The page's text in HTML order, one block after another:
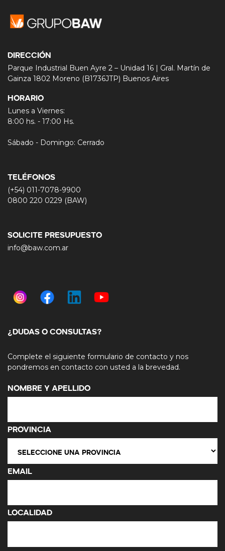
¿DUDAS O CONSULTAS?
Complete el siguiente formulario de contacto y nos
pondremos en contacto con usted a la brevedad.
Nombre y Apellido
Provincia
Email
Localidad
DIRECCIÓN
Parque Industrial Buen Ayre 2 – Unidad 16 | Gral. Martín de
Gainza 1802 Moreno (B1736JTP) Buenos Aires
HORARIO
Lunes a Viernes:
8:00 hs. - 17:00 Hs.
Sábado - Domingo: Cerrado
TELÉFONOS
(+54) 011-7078-9900
0800 220 0229 (BAW)
SOLICITE PRESUPUESTO
info@baw.com.ar